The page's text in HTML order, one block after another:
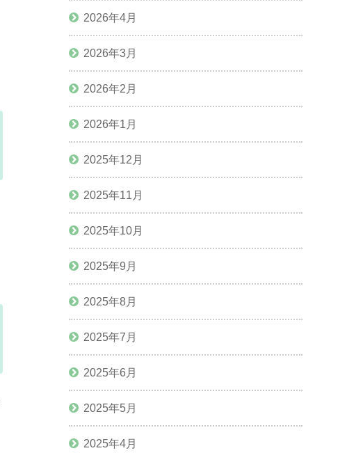
2026年4月
2026年3月
2026年2月
2026年1月
2025年12月
2025年11月
2025年10月
2025年9月
2025年8月
2025年7月
2025年6月
2025年5月
2025年4月